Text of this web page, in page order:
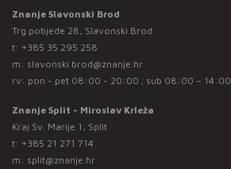
Znanje Slavonski Brod
Trg pobjede 28, Slavonski Brod
t: +385 35 295 258
m: slavonski.brod@znanje.hr
rv: pon - pet 08:00 - 20:00 ; sub 08:00 – 14:00
Znanje Split - Miroslav Krleža
Kraj Sv. Marije 1, Split
t: +385 21 271 714
m: split@znanje.hr